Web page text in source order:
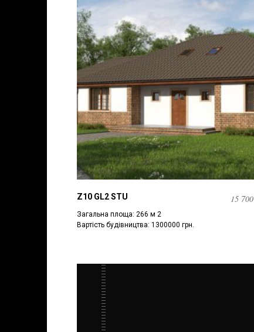
Z10 GL2 STU 15 700
Загальна площа: 266 м 2
Вартість будівництва: 1300000 грн.